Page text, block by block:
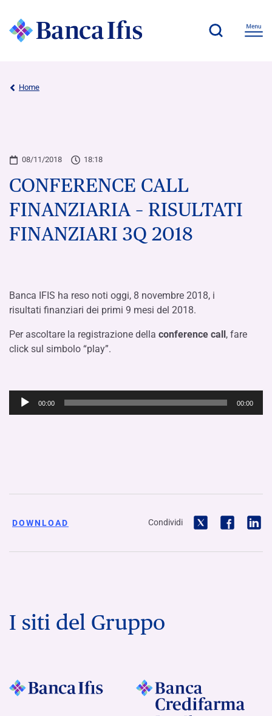
Home
08/11/2018 18:18
CONFERENCE CALL
FINANZIARIA – RISULTATI
FINANZIARI 3Q 2018
Banca IFIS ha reso noti oggi, 8 novembre 2018, i
risultati finanziari dei primi 9 mesi del 2018.
Per ascoltare la registrazione della conference call, fare
click sul simbolo “play”.
Audio
00:00 00:00
DOWNLOAD Condividi
I siti del Gruppo